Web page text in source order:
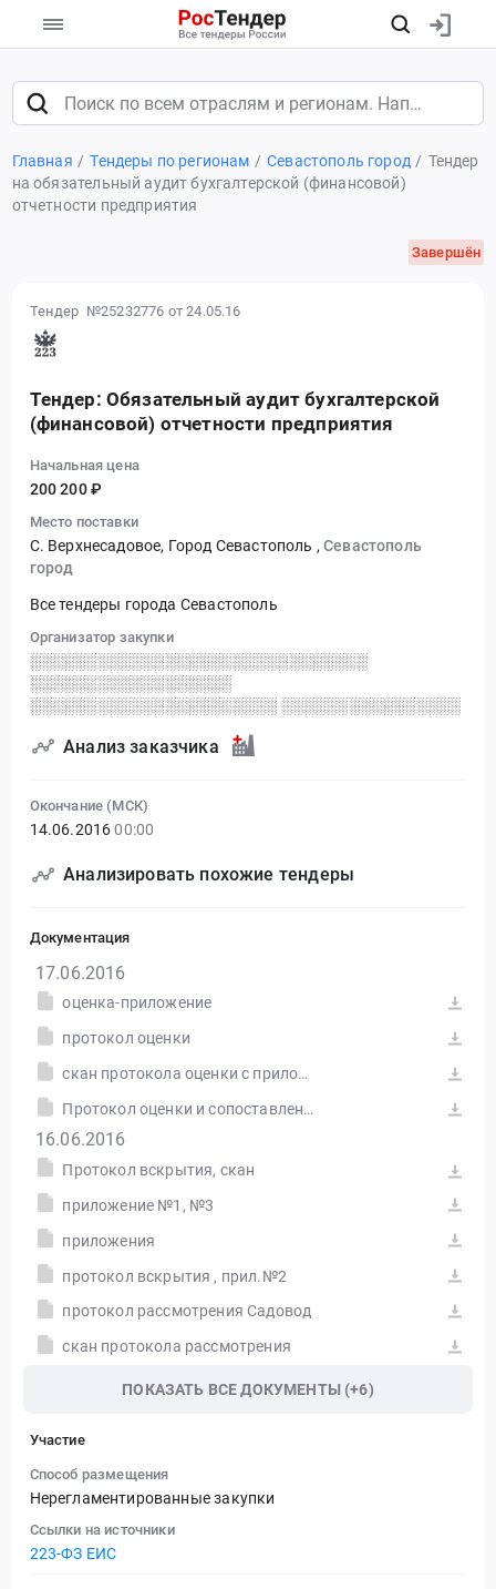
Главная Тендеры по регионам Севастополь город
Тендер
на обязательный аудит бухгалтерской (финансовой)
отчетности предприятия
Завершён
Тендер №25232776 от 24.05.16
Тендер: Обязательный аудит бухгалтерской
(финансовой) отчетности предприятия
Начальная цена
200 200 ₽
Место поставки
С. Верхнесадовое, Город Севастополь ,Севастополь
город
Все тендеры города Севастополь
Организатор закупки
░░░░░░░░░░░░░░░░░░░░░░░░░░░░░░
░░░░░░░░░░░░░░░░░░
░░░░░░░░░░░░░░░░░░░░░░ ░░░░░░░░░░░░░░░░
Анализ заказчика
Окончание (МСК)
14.06.2016 00:00
Анализировать похожие тендеры
Документация
17.06.2016
оценка-приложение
протокол оценки
скан протокола оценки с приложением
Протокол оценки и сопоставления заявок №31603692435-03
16.06.2016
Протокол вскрытия, скан
приложение №1, №3
приложения
протокол вскрытия , прил.№2
протокол рассмотрения Садовод
скан протокола рассмотрения
ПОКАЗАТЬ ВСЕ ДОКУМЕНТЫ (+6)
Участие
Способ размещения
Нерегламентированные закупки
Ссылки на источники
223-ФЗ ЕИС